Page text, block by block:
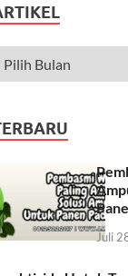
Juli